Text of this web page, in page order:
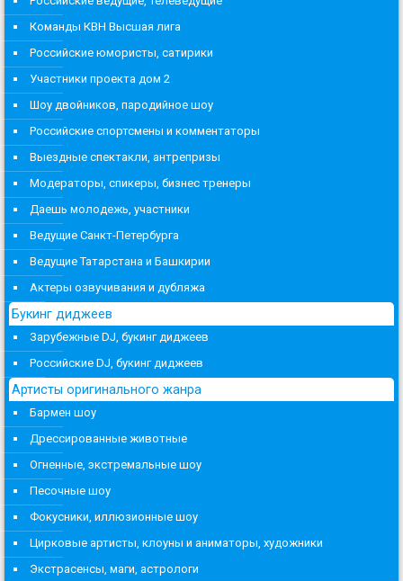
Команды КВН Высшая лига
Российские юмористы, сатирики
Участники проекта дом 2
Шоу двойников, пародийное шоу
Российские спортсмены и комментаторы
Выездные спектакли, антрепризы
Модераторы, спикеры, бизнес тренеры
Даешь молодежь, участники
Ведущие Санкт-Петербурга
Ведущие Татарстана и Башкирии
Актеры озвучивания и дубляжа
Букинг диджеев
Зарубежные DJ, букинг диджеев
Российские DJ, букинг диджеев
Артисты оригинального жанра
Бармен шоу
Дрессированные животные
Огненные, экстремальные шоу
Песочные шоу
Фокусники, иллюзионные шоу
Цирковые артисты, клоуны и аниматоры, художники
Экстрасенсы, маги, астрологи